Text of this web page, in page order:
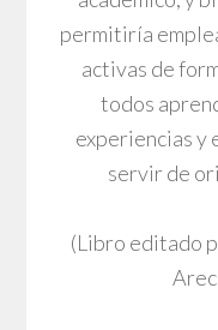
permitiría
activas de
todos
experiencias y
servir de
(Libro editado